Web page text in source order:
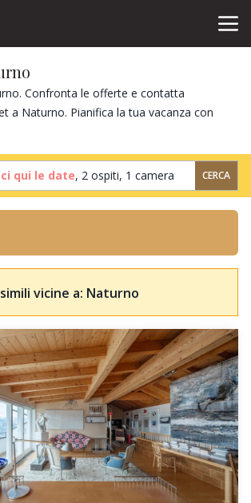
Confronta le offerte e contatta
a Naturno. Pianifica la tua vacanza con
qui le date, 2 ospiti, 1 camera CERCA
vicine a: Naturno